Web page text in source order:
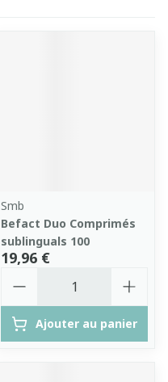
Smb
Befact Duo Comprimés
sublinguals 100
19,96 €
Ajouter au panier